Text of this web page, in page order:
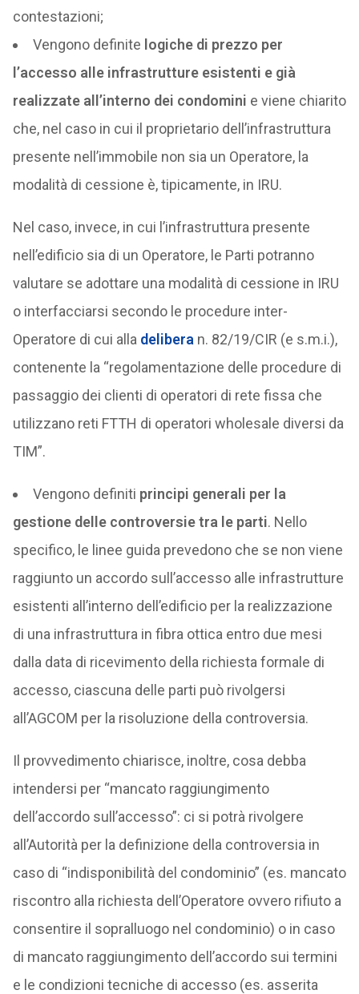
contestazioni;
Vengono definite logiche di prezzo per
l’accesso alle infrastrutture esistenti e già
realizzate all’interno dei condomini e viene chiarito
che, nel caso in cui il proprietario dell’infrastruttura
presente nell’immobile non sia un Operatore, la
modalità di cessione è, tipicamente, in IRU.
Nel caso, invece, in cui l’infrastruttura presente
nell’edificio sia di un Operatore, le Parti potranno
valutare se adottare una modalità di cessione in IRU
o interfacciarsi secondo le procedure inter-
Operatore di cui alla delibera n. 82/19/CIR (e s.m.i.),
contenente la “regolamentazione delle procedure di
passaggio dei clienti di operatori di rete fissa che
utilizzano reti FTTH di operatori wholesale diversi da
TIM”.
Vengono definiti principi generali per la
gestione delle controversie tra le parti. Nello
specifico, le linee guida prevedono che se non viene
raggiunto un accordo sull’accesso alle infrastrutture
esistenti all’interno dell’edificio per la realizzazione
di una infrastruttura in fibra ottica entro due mesi
dalla data di ricevimento della richiesta formale di
accesso, ciascuna delle parti può rivolgersi
all’AGCOM per la risoluzione della controversia.
Il provvedimento chiarisce, inoltre, cosa debba
intendersi per “mancato raggiungimento
dell’accordo sull’accesso”: ci si potrà rivolgere
all’Autorità per la definizione della controversia in
caso di “indisponibilità del condominio” (es. mancato
riscontro alla richiesta dell’Operatore ovvero rifiuto a
consentire il sopralluogo nel condominio) o in caso
di mancato raggiungimento dell’accordo sui termini
e le condizioni tecniche di accesso (es. asserita